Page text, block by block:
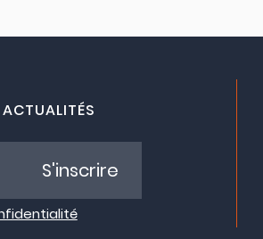
S'inscrire